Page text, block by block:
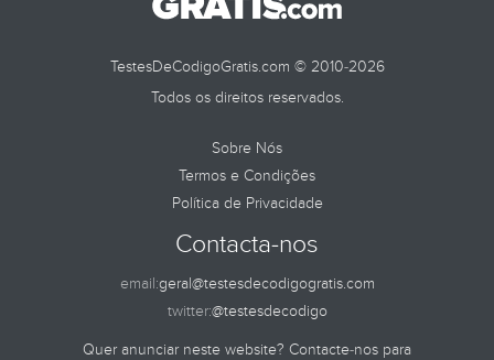
TestesDeCodigoGratis.com © 2010-2026
Todos os direitos reservados.
Sobre Nós
Termos e Condições
Política de Privacidade
Contacta-nos
email:geral@testesdecodigogratis.com
twitter:@testesdecodigo
Quer anunciar neste website? Contacte-nos para